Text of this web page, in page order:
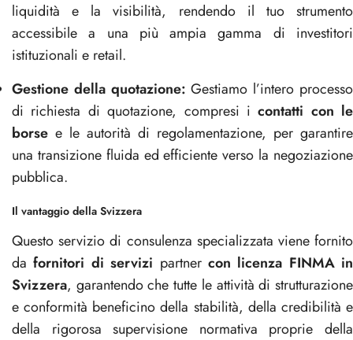
liquidità e la visibilità, rendendo il tuo strumento
accessibile a una più ampia gamma di investitori
istituzionali e retail.
Gestione della quotazione: Gestiamo l’intero processo
di richiesta di quotazione, compresi icontatti con le
borse e le autorità di regolamentazione, per garantire
una transizione fluida ed efficiente verso la negoziazione
pubblica.
Il vantaggio della Svizzera
Questo servizio di consulenza specializzata viene fornito
dafornitori di servizi partner con licenza FINMA in
Svizzera, garantendo che tutte le attività di strutturazione
e conformità beneficino della stabilità, della credibilità e
della rigorosa supervisione normativa proprie della